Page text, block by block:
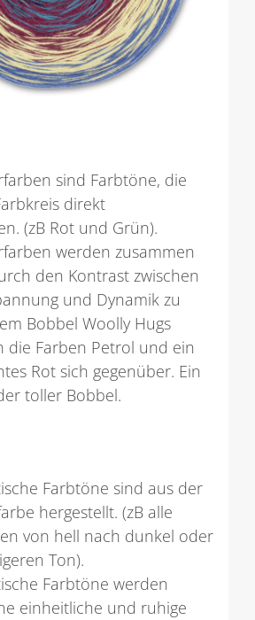
sind Farbtöne, die
direkt
(zB Rot und Grün).
werden zusammen
den Kontrast zwischen
und Dynamik zu
Bobbel Woolly Hugs
die Farben Petrol und ein
Rot sich gegenüber. Ein
toller Bobbel.
Farbtöne sind aus der
hergestellt. (zB alle
von hell nach dunkel oder
Ton).
Farbtöne werden
einheitliche und ruhige